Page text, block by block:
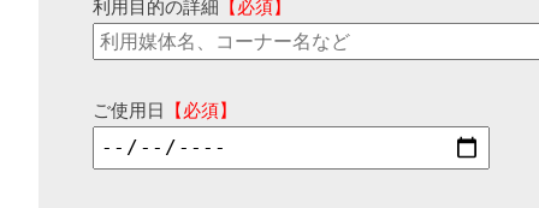
利用目的の詳細 【必須】
ご使用日 【必須】